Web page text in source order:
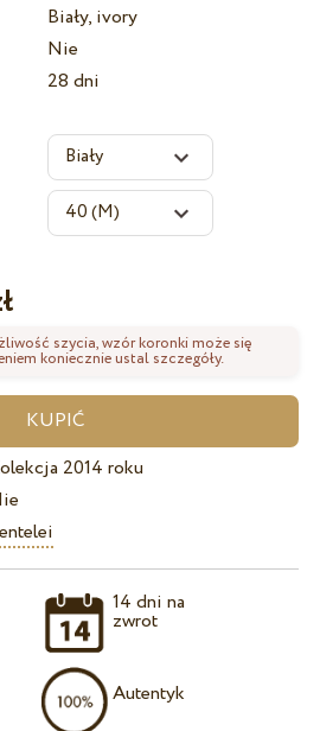
Biały, ivory
Nie
28 dni
szycia, wzór koronki może się
koniecznie ustal szczegóły.
2014 roku
14 dni na
zwrot
Autentyk